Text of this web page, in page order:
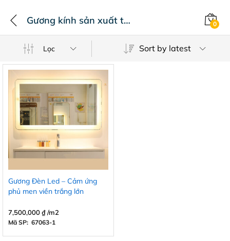
Gương kính sản xuất theo kích thước công trình dự án 0
Lọc Sort by latest
Gương Đèn Led – Cảm ứng
phủ men viền trắng lớn
7,500,000₫/m2
Mã SP: 67063-1